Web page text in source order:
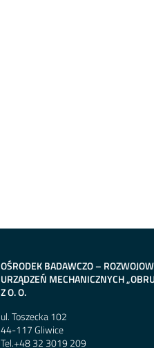
OŚRODEK BADAWCZO –
URZĄDZEŃ MECHANICZNYCH
Z O. O.
ul. Toszecka 102
44-117 Gliwice
Tel.+48 32 3019 209